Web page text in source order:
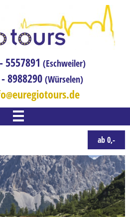
5557891 (Eschweiler)
8988290 (Würselen)
euregiotours.de
ab 0,-